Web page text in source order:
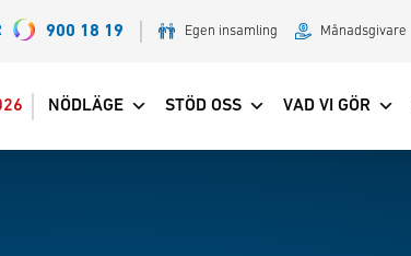
900 18 19 Egen insamling Månadsgivare
NÖDLÄGE STÖD OSS VAD VI GÖR